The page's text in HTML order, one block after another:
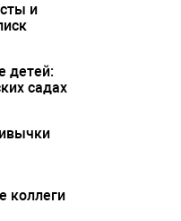
и
детей:
садах
коллеги